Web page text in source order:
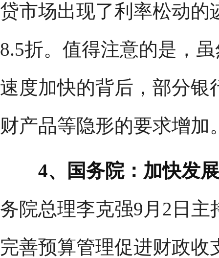
贷市场出现了利率松动的
8.5折。值得注意的是，
速度加快的背后，部分银
财产品等隐形的要求增加
4、国务院：加快发
务院总理李克强9月2日
完善预算管理促进财政